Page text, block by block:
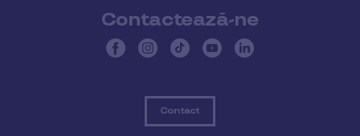
Contactează-ne
Contact